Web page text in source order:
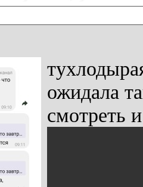
ожидала
смотреть